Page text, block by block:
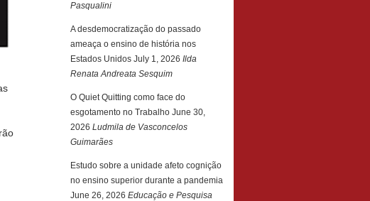
Pasqualini
A desdemocratização do passado
ameaça o ensino de história nos
Estados Unidos July 1, 2026 Ilda
Renata Andreata Sesquim
O Quiet Quitting como face do
esgotamento no Trabalho June 30,
2026 Ludmila de Vasconcelos
Guimarães
Estudo sobre a unidade afeto cognição
no ensino superior durante a pandemia
June 26, 2026 Educação e Pesquisa